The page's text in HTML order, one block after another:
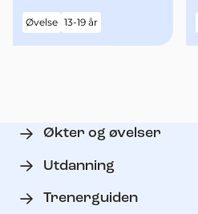
utgangsstilling med
begge armene over
hodet
Øvelse 13-19 år
Økter og øvelser
Utdanning
Trenerguiden